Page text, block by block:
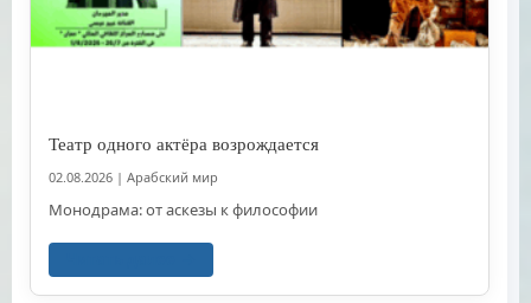
Театр одного актёра возрождается
02.08.2026 | Арабский мир
Монодрама: от аскезы к философии